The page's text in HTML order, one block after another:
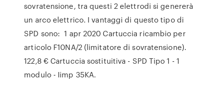
sovratensione, tra questi 2 elettrodi si genererà
un arco elettrico. I vantaggi di questo tipo di
SPD sono: 1 apr 2020 Cartuccia ricambio per
articolo F10NA/2 (limitatore di sovratensione).
122,8 € Cartuccia sostituitiva - SPD Tipo 1 - 1
modulo - Iimp 35KA.